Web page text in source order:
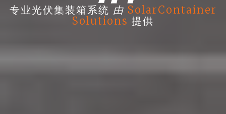
专业光伏集装箱系统 由 SolarContainer
Solutions 提供